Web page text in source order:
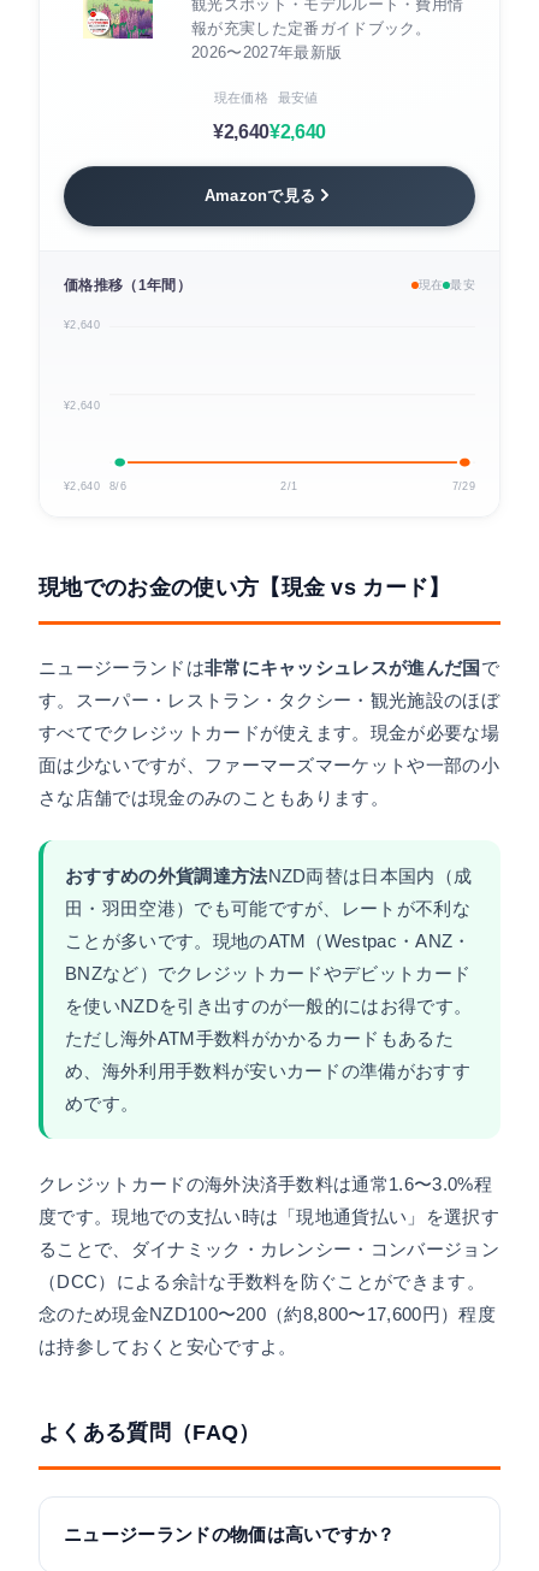
観光スポット・モデルルート・費用情
報が充実した定番ガイドブック。
2026〜2027年最新版
現在価格
¥2,640
最安値
¥2,640
Amazonで見る
価格推移（1年間） 現在 最安
¥2,640
¥2,640
¥2,640 8/6 2/1 7/29
現地でのお金の使い方【現金 vs カード】
ニュージーランドは非常にキャッシュレスが進んだ国 で
す。スーパー・レストラン・タクシー・観光施設のほぼ
すべてでクレジットカードが使えます。現金が必要な場
面は少ないですが、ファーマーズマーケットや一部の小
さな店舗では現金のみのこともあります。
おすすめの外貨調達方法NZD両替は日本国内（成
田・羽田空港）でも可能ですが、レートが不利な
ことが多いです。現地のATM（Westpac・ANZ・
BNZなど）でクレジットカードやデビットカード
を使いNZDを引き出すのが一般的にはお得です。
ただし海外ATM手数料がかかるカードもあるた
め、海外利用手数料が安いカードの準備がおすす
めです。
クレジットカードの海外決済手数料は通常1.6〜3.0%程
度です。現地での支払い時は「現地通貨払い」を選択す
ることで、ダイナミック・カレンシー・コンバージョン
（DCC）による余計な手数料を防ぐことができます。
念のため現金NZD100〜200（約8,800〜17,600円）程度
は持参しておくと安心ですよ。
よくある質問（FAQ）
ニュージーランドの物価は高いですか？